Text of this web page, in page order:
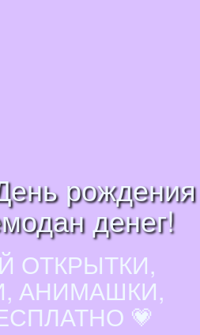
рождения
денег!
ОТКРЫТКИ,
АНИМАШКИ,
💗